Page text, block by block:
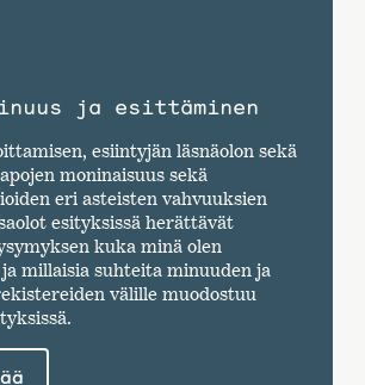
ja esittäminen
esiintyjän läsnäolon sekä
moninaisuus sekä
eri asteisten vahvuuksien
esityksissä herättävät
kuka minä olen
millaisia suhteita minuuden ja
välille muodostuu